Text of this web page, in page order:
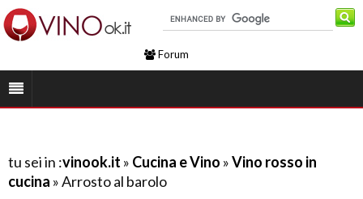
Forum
tu sei in :vinook.it » Cucina e Vino »Vino rosso in
cucina » Arrosto al barolo